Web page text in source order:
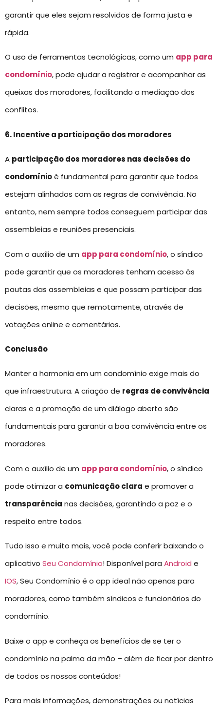
garantir que eles sejam resolvidos de forma justa e
rápida.
O uso de ferramentas tecnológicas, como um app para
condomínio, pode ajudar a registrar e acompanhar as
queixas dos moradores, facilitando a mediação dos
conflitos.
6. Incentive a participação dos moradores
A participação dos moradores nas decisões do
condomínioé fundamental para garantir que todos
estejam alinhados com as regras de convivência. No
entanto, nem sempre todos conseguem participar das
assembleias e reuniões presenciais.
Com o auxílio de um app para condomínio, o síndico
pode garantir que os moradores tenham acesso às
pautas das assembleias e que possam participar das
decisões, mesmo que remotamente, através de
votações online e comentários.
Conclusão
Manter a harmonia em um condomínio exige mais do
que infraestrutura. A criação de regras de convivência
claras e a promoção de um diálogo aberto são
fundamentais para garantir a boa convivência entre os
moradores.
Com o auxílio de um app para condomínio, o síndico
pode otimizar a comunicação clara e promover a
transparência nas decisões, garantindo a paz e o
respeito entre todos.
Tudo isso e muito mais, você pode conferir baixando o
aplicativo Seu Condomínio! Disponível para Android e
IOS, Seu Condomínio é o app ideal não apenas para
moradores, como também síndicos e funcionários do
condomínio.
Baixe o app e conheça os benefícios de se ter o
condomínio na palma da mão – além de ficar por dentro
de todos os nossos conteúdos!
Para mais informações, demonstrações ou notícias